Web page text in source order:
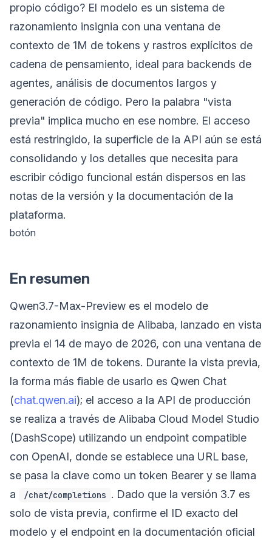
propio código? El modelo es un sistema de
razonamiento insignia con una ventana de
contexto de 1M de tokens y rastros explícitos de
cadena de pensamiento, ideal para backends de
agentes, análisis de documentos largos y
generación de código. Pero la palabra "vista
previa" implica mucho en ese nombre. El acceso
está restringido, la superficie de la API aún se está
consolidando y los detalles que necesita para
escribir código funcional están dispersos en las
notas de la versión y la documentación de la
plataforma.
botón
En resumen
Qwen3.7-Max-Preview es el modelo de
razonamiento insignia de Alibaba, lanzado en vista
previa el 14 de mayo de 2026, con una ventana de
contexto de 1M de tokens. Durante la vista previa,
la forma más fiable de usarlo es Qwen Chat
(chat.qwen.ai); el acceso a la API de producción
se realiza a través de Alibaba Cloud Model Studio
(DashScope) utilizando un endpoint compatible
con OpenAI, donde se establece una URL base,
se pasa la clave como un token Bearer y se llama
a
/chat/completions . Dado que la versión 3.7 es
solo de vista previa, confirme el ID exacto del
modelo y el endpoint en la documentación oficial